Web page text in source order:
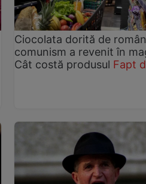
Ciocolata dorită de
comunism a revenit în
Cât costă produsul Fapt